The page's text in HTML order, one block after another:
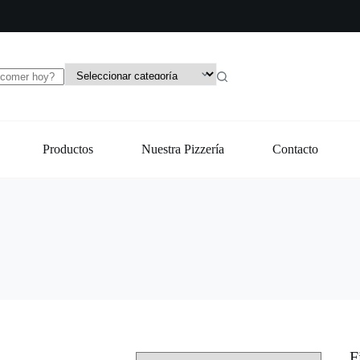
Productos Nuestra Pizzería Contacto